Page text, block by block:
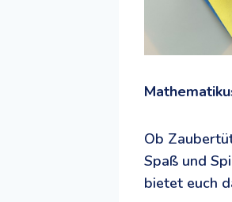
Ob
Spaß und
bietet euch